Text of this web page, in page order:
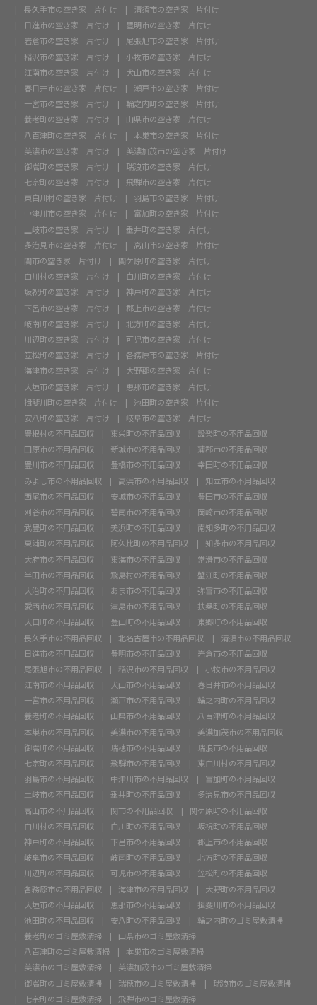
長久手市の空き家 片付け
清須市の空き家 片付け
日進市の空き家 片付け
豊明市の空き家 片付け
岩倉市の空き家 片付け
尾張旭市の空き家 片付け
稲沢市の空き家 片付け
小牧市の空き家 片付け
江南市の空き家 片付け
犬山市の空き家 片付け
春日井市の空き家 片付け
瀬戸市の空き家 片付け
一宮市の空き家 片付け
輪之内町の空き家 片付け
養老町の空き家 片付け
山県市の空き家 片付け
八百津町の空き家 片付け
本巣市の空き家 片付け
美濃市の空き家 片付け
美濃加茂市の空き家 片付け
御嵩町の空き家 片付け
瑞浪市の空き家 片付け
七宗町の空き家 片付け
飛騨市の空き家 片付け
東白川村の空き家 片付け
羽島市の空き家 片付け
中津川市の空き家 片付け
富加町の空き家 片付け
土岐市の空き家 片付け
垂井町の空き家 片付け
多治見市の空き家 片付け
高山市の空き家 片付け
関市の空き家 片付け
関ケ原町の空き家 片付け
白川村の空き家 片付け
白川町の空き家 片付け
坂祝町の空き家 片付け
神戸町の空き家 片付け
下呂市の空き家 片付け
郡上市の空き家 片付け
岐南町の空き家 片付け
北方町の空き家 片付け
川辺町の空き家 片付け
可児市の空き家 片付け
笠松町の空き家 片付け
各務原市の空き家 片付け
海津市の空き家 片付け
大野郡の空き家 片付け
大垣市の空き家 片付け
恵那市の空き家 片付け
揖斐川町の空き家 片付け
池田町の空き家 片付け
安八町の空き家 片付け
岐阜市の空き家 片付け
豊根村の不用品回収
東栄町の不用品回収
設楽町の不用品回収
田原市の不用品回収
新城市の不用品回収
蒲郡市の不用品回収
豊川市の不用品回収
豊橋市の不用品回収
幸田町の不用品回収
みよし市の不用品回収
高浜市の不用品回収
知立市の不用品回収
西尾市の不用品回収
安城市の不用品回収
豊田市の不用品回収
刈谷市の不用品回収
碧南市の不用品回収
岡崎市の不用品回収
武豊町の不用品回収
美浜町の不用品回収
南知多町の不用品回収
東浦町の不用品回収
阿久比町の不用品回収
知多市の不用品回収
大府市の不用品回収
東海市の不用品回収
常滑市の不用品回収
半田市の不用品回収
飛島村の不用品回収
蟹江町の不用品回収
大治町の不用品回収
あま市の不用品回収
弥富市の不用品回収
愛西市の不用品回収
津島市の不用品回収
扶桑町の不用品回収
大口町の不用品回収
豊山町の不用品回収
東郷町の不用品回収
長久手市の不用品回収
北名古屋市の不用品回収
清須市の不用品回収
日進市の不用品回収
豊明市の不用品回収
岩倉市の不用品回収
尾張旭市の不用品回収
稲沢市の不用品回収
小牧市の不用品回収
江南市の不用品回収
犬山市の不用品回収
春日井市の不用品回収
一宮市の不用品回収
瀬戸市の不用品回収
輪之内町の不用品回収
養老町の不用品回収
山県市の不用品回収
八百津町の不用品回収
本巣市の不用品回収
美濃市の不用品回収
美濃加茂市の不用品回収
御嵩町の不用品回収
瑞穂市の不用品回収
瑞浪市の不用品回収
七宗町の不用品回収
飛騨市の不用品回収
東白川村の不用品回収
羽島市の不用品回収
中津川市の不用品回収
富加町の不用品回収
土岐市の不用品回収
垂井町の不用品回収
多治見市の不用品回収
高山市の不用品回収
関市の不用品回収
関ケ原町の不用品回収
白川村の不用品回収
白川町の不用品回収
坂祝町の不用品回収
神戸町の不用品回収
下呂市の不用品回収
郡上市の不用品回収
岐阜市の不用品回収
岐南町の不用品回収
北方町の不用品回収
川辺町の不用品回収
可児市の不用品回収
笠松町の不用品回収
各務原市の不用品回収
海津市の不用品回収
大野町の不用品回収
大垣市の不用品回収
恵那市の不用品回収
揖斐川町の不用品回収
池田町の不用品回収
安八町の不用品回収
輪之内町のゴミ屋敷清掃
養老町のゴミ屋敷清掃
山県市のゴミ屋敷清掃
八百津町のゴミ屋敷清掃
本巣市のゴミ屋敷清掃
美濃市のゴミ屋敷清掃
美濃加茂市のゴミ屋敷清掃
御嵩町のゴミ屋敷清掃
瑞穂市のゴミ屋敷清掃
瑞浪市のゴミ屋敷清掃
七宗町のゴミ屋敷清掃
飛騨市のゴミ屋敷清掃